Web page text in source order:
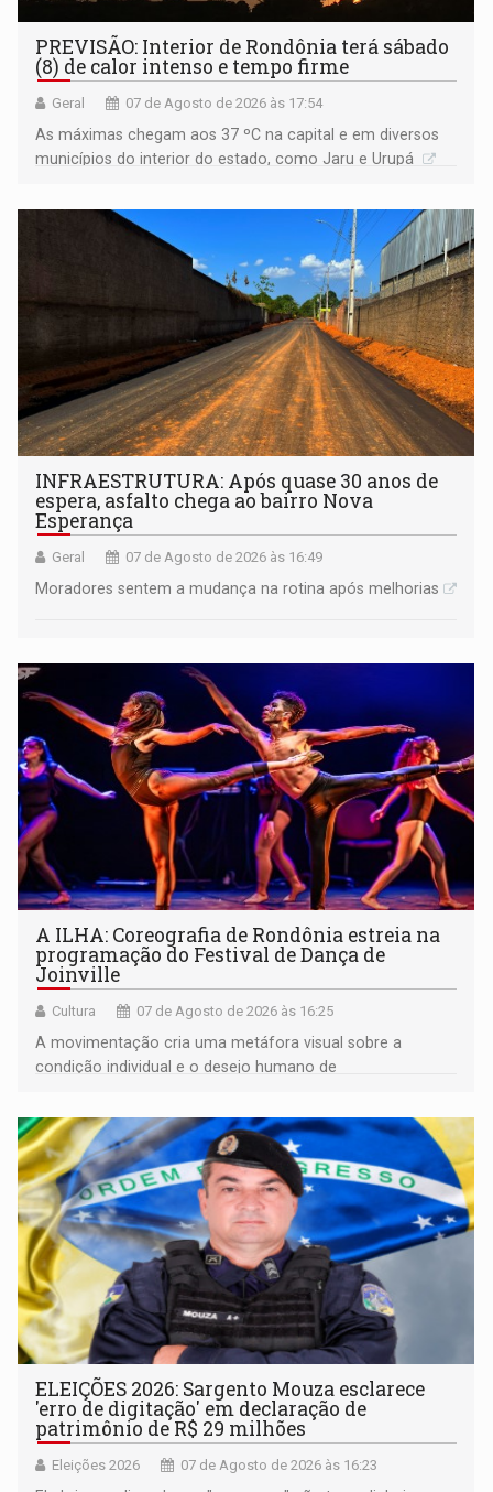
PREVISÃO: Interior de Rondônia terá sábado
(8) de calor intenso e tempo firme
Geral 07 de Agosto de 2026 às 17:54
As máximas chegam aos 37 ºC na capital e em diversos
municípios do interior do estado, como Jaru e Urupá
INFRAESTRUTURA: Após quase 30 anos de
espera, asfalto chega ao bairro Nova
Esperança
Geral 07 de Agosto de 2026 às 16:49
Moradores sentem a mudança na rotina após melhorias
A ILHA: Coreografia de Rondônia estreia na
programação do Festival de Dança de
Joinville
Cultura 07 de Agosto de 2026 às 16:25
A movimentação cria uma metáfora visual sobre a
condição individual e o desejo humano de
ELEIÇÕES 2026: Sargento Mouza esclarece
'erro de digitação' em declaração de
patrimônio de R$ 29 milhões
Eleições 2026 07 de Agosto de 2026 às 16:23